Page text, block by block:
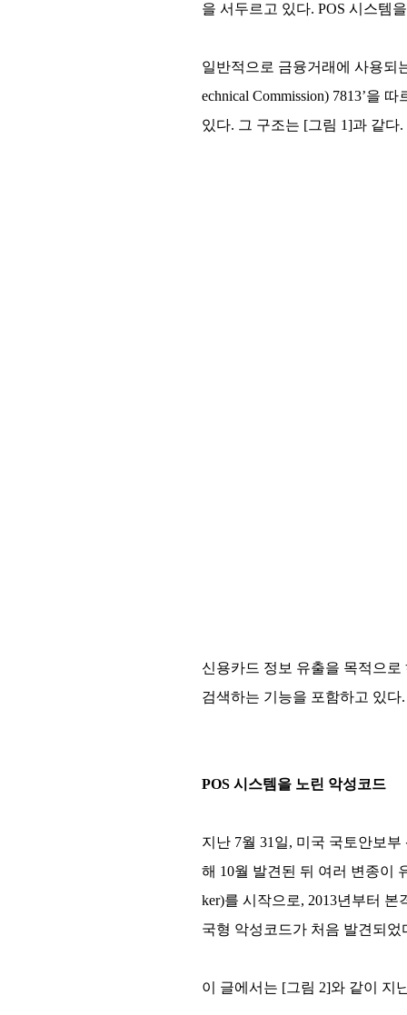
을 서두르고 있다. POS 시스템
일반적으로 금융거래에 사용되
echnical Commission) 7813’을
있다. 그 구조는 [그림 1]과 같다.
신용카드 정보 유출을 목적으
검색하는 기능을 포함하고 있다.
POS 시스템을 노린 악성코드
지난 7월 31일, 미국 국토안보
해 10월 발견된 뒤 여러 변종이
ker)를 시작으로, 2013년부터
국형 악성코드가 처음 발견되
이 글에서는 [그림 2]와 같이 지